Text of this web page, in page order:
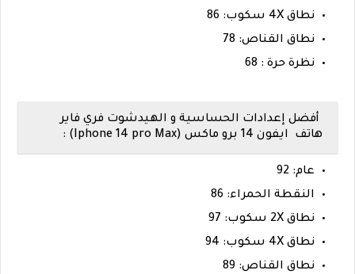
نطاق 4X سكوب: 86
نطاق القناص: 78
نظرة حرة : 68
أفضل إعدادات الحساسية و الهيدشوت فري فاير
هاتف ايفون 14 برو ماكس (Iphone 14 pro Max) :
عام: 92
النقطة الحمراء: 86
نطاق 2X سكوب: 97
نطاق 4X سكوب: 94
نطاق القناص: 89